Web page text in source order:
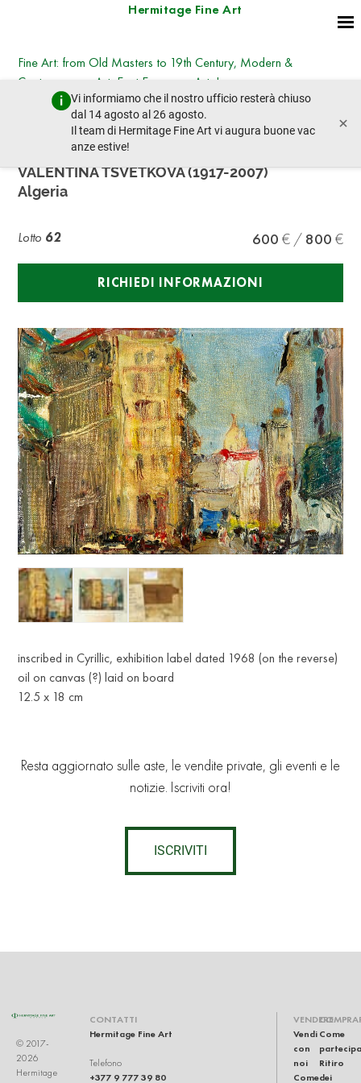
Hermitage Fine Art
Vi informiamo che il nostro ufficio resterà chiuso
dal 14 agosto al 26 agosto.
Il team di Hermitage Fine Art vi augura buone vac
anze estive!
×
Fine Art: from Old Masters to 19th Century, Modern &
Contemporary Art, East European Art, Icons
martedì 25 giugno 2024 - 14:30
lotto precedente lotto prossimo
VALENTINA TSVETKOVA (1917-2007)
Algeria
Lotto 62 600 800
RICHIEDI INFORMAZIONI
inscribed in Cyrillic, exhibition label dated 1968 (on the reverse)
oil on canvas (?) laid on board
12.5 x 18 cm
Resta aggiornato sulle aste, le vendite private, gli eventi e le
notizie. Iscriviti ora!
ISCRIVITI
© 2017-
2026
Hermitage
CONTATTI
Hermitage Fine Art
Telefono
+377 9 777 39 80
VENDERE
Vendi
con
noi
Come
Come
Ritiro
dei